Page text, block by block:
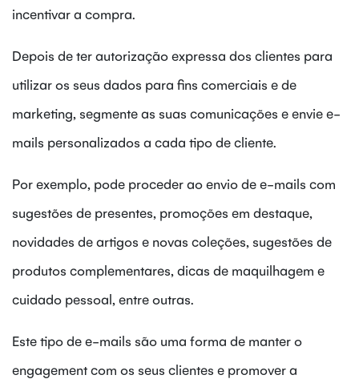
incentivar a compra.
Depois de ter autorização expressa dos clientes para
utilizar os seus dados para fins comerciais e de
marketing, segmente as suas comunicações e envie e-
mails personalizados a cada tipo de cliente.
Por exemplo, pode proceder ao envio de e-mails com
sugestões de presentes, promoções em destaque,
novidades de artigos e novas coleções, sugestões de
produtos complementares, dicas de maquilhagem e
cuidado pessoal, entre outras.
Este tipo de e-mails são uma forma de manter o
engagement com os seus clientes e promover a